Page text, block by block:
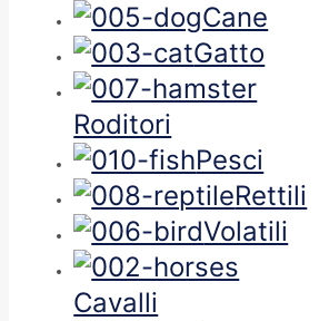
Cane
Gatto
Roditori
Pesci
Rettili
Volatili
Cavalli